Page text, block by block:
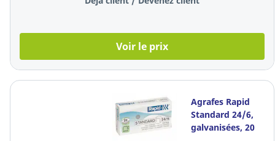
Voir le prix
Agrafes Rapid
Standard 24/6,
galvanisées, 20